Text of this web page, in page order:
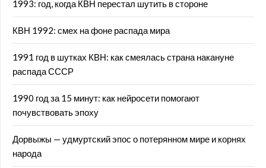
1993: год, когда КВН перестал шутить в стороне
КВН 1992: смех на фоне распада мира
1991 год в шутках КВН: как смеялась страна накануне
распада СССР
1990 год за 15 минут: как нейросети помогают
почувствовать эпоху
Дорвыжы — удмуртский эпос о потерянном мире и корнях
народа